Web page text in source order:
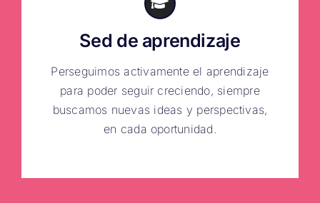
Sed de aprendizaje
Perseguimos activamente el aprendizaje
para poder seguir creciendo, siempre
buscamos nuevas ideas y perspectivas,
en cada oportunidad.